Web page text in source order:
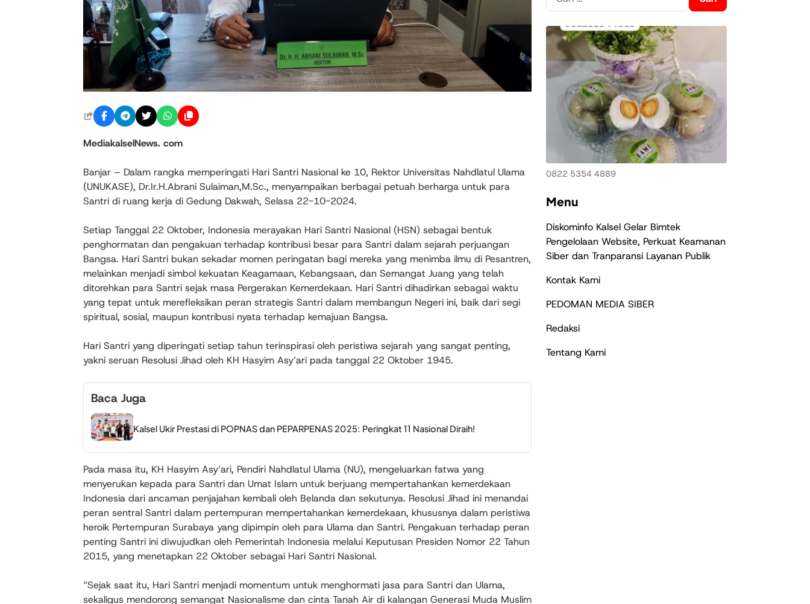
MediakalselNews. com
Banjar – Dalam rangka memperingati Hari Santri Nasional ke 10, Rektor Universitas Nahdlatul Ulama
(UNUKASE), Dr.Ir.H.Abrani Sulaiman,M.Sc., menyampaikan berbagai petuah berharga untuk para
Santri di ruang kerja di Gedung Dakwah, Selasa 22-10-2024.
Setiap Tanggal 22 Oktober, Indonesia merayakan Hari Santri Nasional (HSN) sebagai bentuk
penghormatan dan pengakuan terhadap kontribusi besar para Santri dalam sejarah perjuangan
Bangsa. Hari Santri bukan sekadar momen peringatan bagi mereka yang menimba ilmu di Pesantren,
melainkan menjadi simbol kekuatan Keagamaan, Kebangsaan, dan Semangat Juang yang telah
ditorehkan para Santri sejak masa Pergerakan Kemerdekaan. Hari Santri dihadirkan sebagai waktu
yang tepat untuk merefleksikan peran strategis Santri dalam membangun Negeri ini, baik dari segi
spiritual, sosial, maupun kontribusi nyata terhadap kemajuan Bangsa.
Hari Santri yang diperingati setiap tahun terinspirasi oleh peristiwa sejarah yang sangat penting,
yakni seruan Resolusi Jihad oleh KH Hasyim Asy’ari pada tanggal 22 Oktober 1945.
Baca Juga
Kalsel Ukir Prestasi di POPNAS dan PEPARPENAS 2025: Peringkat 11 Nasional Diraih!
Pada masa itu, KH Hasyim Asy’ari, Pendiri Nahdlatul Ulama (NU), mengeluarkan fatwa yang
menyerukan kepada para Santri dan Umat Islam untuk berjuang mempertahankan kemerdekaan
Indonesia dari ancaman penjajahan kembali oleh Belanda dan sekutunya. Resolusi Jihad ini menandai
peran sentral Santri dalam pertempuran mempertahankan kemerdekaan, khususnya dalam peristiwa
heroik Pertempuran Surabaya yang dipimpin oleh para Ulama dan Santri. Pengakuan terhadap peran
penting Santri ini diwujudkan oleh Pemerintah Indonesia melalui Keputusan Presiden Nomor 22 Tahun
2015, yang menetapkan 22 Oktober sebagai Hari Santri Nasional.
“Sejak saat itu, Hari Santri menjadi momentum untuk menghormati jasa para Santri dan Ulama,
sekaligus mendorong semangat Nasionalisme dan cinta Tanah Air di kalangan Generasi Muda Muslim
untuk:
0822 5354 4889
Menu
Diskominfo Kalsel Gelar Bimtek
Pengelolaan Website, Perkuat Keamanan
Siber dan Tranparansi Layanan Publik
Kontak Kami
PEDOMAN MEDIA SIBER
Redaksi
Tentang Kami